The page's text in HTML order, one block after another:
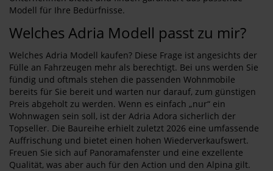
Modell für Ihre Bedürfnisse.
Welches Adria Modell passt zu mir?
Welches Adria Modell kaufen? Diese Frage ist angesichts der
Fülle an Fahrzeugen mehr als berechtigt. Bei uns werden Sie
fündig und oftmals stehen die passenden Wohnmobile
bereits für Sie bereit und warten nur darauf, zum günstigen
Preis abgeholt zu werden. Wenn es einfach „nur“ ein
Wohnwagen sein soll, ist der Adria Adora sicherlich der
Topseller. Die Baureihe erhielt zuletzt 2026 eine umfassende
Auffrischung und bietet einen hohen Wiederverkaufswert.
Freuen Sie sich auf Panoramafenster und eine exzellente
Qualität, was aber auch für den Action und den Alpina gilt.